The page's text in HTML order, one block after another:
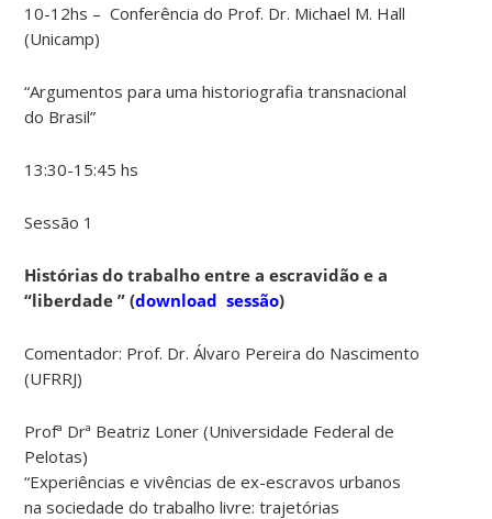
10-12hs – Conferência do Prof. Dr. Michael M. Hall
(Unicamp)
“Argumentos para uma historiografia transnacional
do Brasil”
13:30-15:45 hs
Sessão 1
Histórias do trabalho entre a escravidão e a
“liberdade ” (download sessão)
Comentador: Prof. Dr. Álvaro Pereira do Nascimento
(UFRRJ)
Profª Drª Beatriz Loner (Universidade Federal de
Pelotas)
“Experiências e vivências de ex-escravos urbanos
na sociedade do trabalho livre: trajetórias